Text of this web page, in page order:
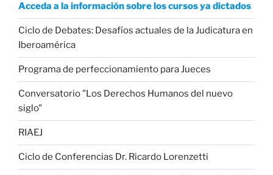
Acceda a la información sobre los cursos ya dictados
Ciclo de Debates: Desafíos actuales de la Judicatura en
Iberoamérica
Programa de perfeccionamiento para Jueces
Conversatorio "Los Derechos Humanos del nuevo
siglo"
RIAEJ
Ciclo de Conferencias Dr. Ricardo Lorenzetti